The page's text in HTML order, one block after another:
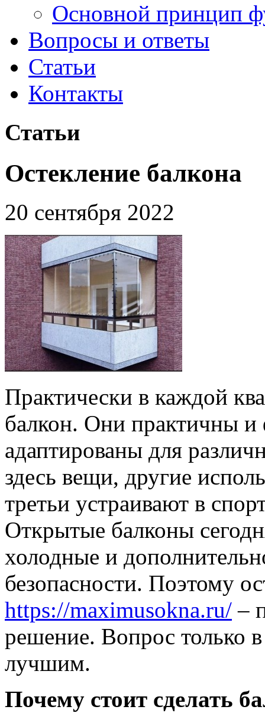
Основной принцип
Вопросы и ответы
Статьи
Контакты
Статьи
Остекление балкона
20 сентября 2022
Практически в каждой
балкон. Они практичны
адаптированы для
здесь вещи, другие
третьи устраивают в
Открытые балконы
холодные и
безопасности. Поэтому
https://maximusokna.ru/ –
решение. Вопрос только
лучшим.
Почему стоит сделать